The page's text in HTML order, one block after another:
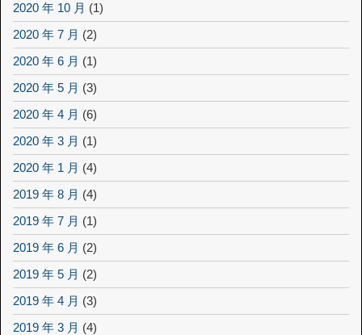
2020 年 10 月 (1)
2020 年 7 月 (2)
2020 年 6 月 (1)
2020 年 5 月 (3)
2020 年 4 月 (6)
2020 年 3 月 (1)
2020 年 1 月 (4)
2019 年 8 月 (4)
2019 年 7 月 (1)
2019 年 6 月 (2)
2019 年 5 月 (2)
2019 年 4 月 (3)
2019 年 3 月 (4)